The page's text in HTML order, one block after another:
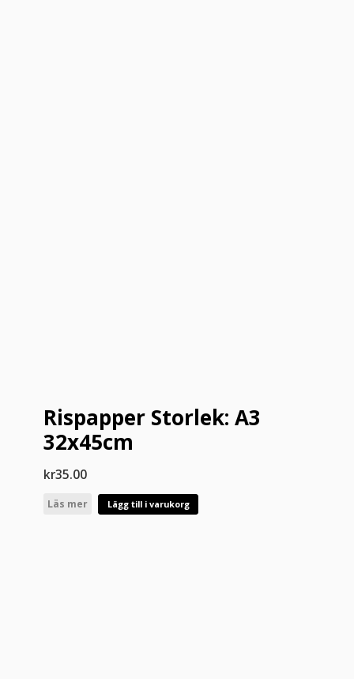
Rispapper Storlek: A3
32x45cm
kr35.00
Läs mer Lägg till i varukorg